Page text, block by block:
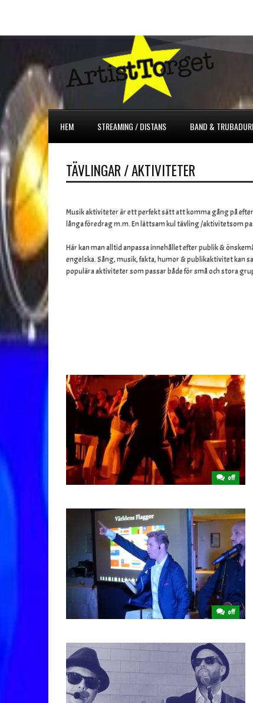
HEM STREAMING / DISTANS BAND &
TÄVLINGAR / AKTIVITETER
Musik aktiviteter är ett perfekt sätt att komma gång på
långa föredrag m.m. En lättsam kul tävling /aktivitetsom
Här kan man alltid anpassa innehållet efter publik &
engelska. Sång, musik, fakta, humor & publikaktivitet kan
populära aktiviteter som passar både för små och stora
off
off